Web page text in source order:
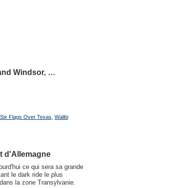
Windsor, …
Six Flags Over Texas Walibi
d'Allemagne
ce qui sera sa grande
le dark ride le plus
la zone Transylvanie.